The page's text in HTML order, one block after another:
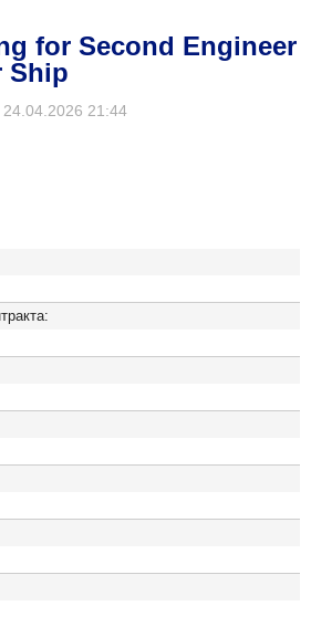
for Second Engineer
Ship
21:44